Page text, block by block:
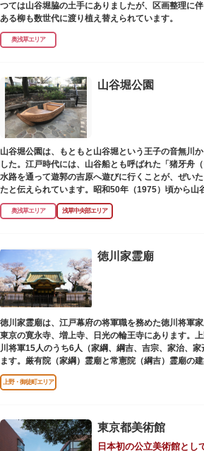
つては山谷堀脇の土手にありましたが、区画整理に
ある柳も数世代に渡り植え替えられています。
奥浅草エリア
山谷堀公園
山谷堀公園は、もともと山谷堀という王子の音無川
した。江戸時代には、山谷船とも呼ばれた「猪牙舟
水路を通って遊郭の吉原へ遊びに行くことが、ぜい
たと伝えられています。昭和50年（1975）頃から山
られて暗渠となり、細長い公園として生まれ変わりま
は、猪牙舟についての説明板も設置されています。
奥浅草エリア 浅草中央部エリア
徳川家霊廟
徳川家霊廟は、江戸幕府の将軍職を務めた徳川将軍家
東京の寛永寺、増上寺、日光の輪王寺にあります。
川将軍15人のうち6人（家綱、綱吉、吉宗、家治、
ます。厳有院（家綱）霊廟と常憲院（綱吉）霊廟の
（1945）の空襲で大部分を焼失しました。
上野・御徒町エリア
東京都美術館
日本初の公立美術館とし